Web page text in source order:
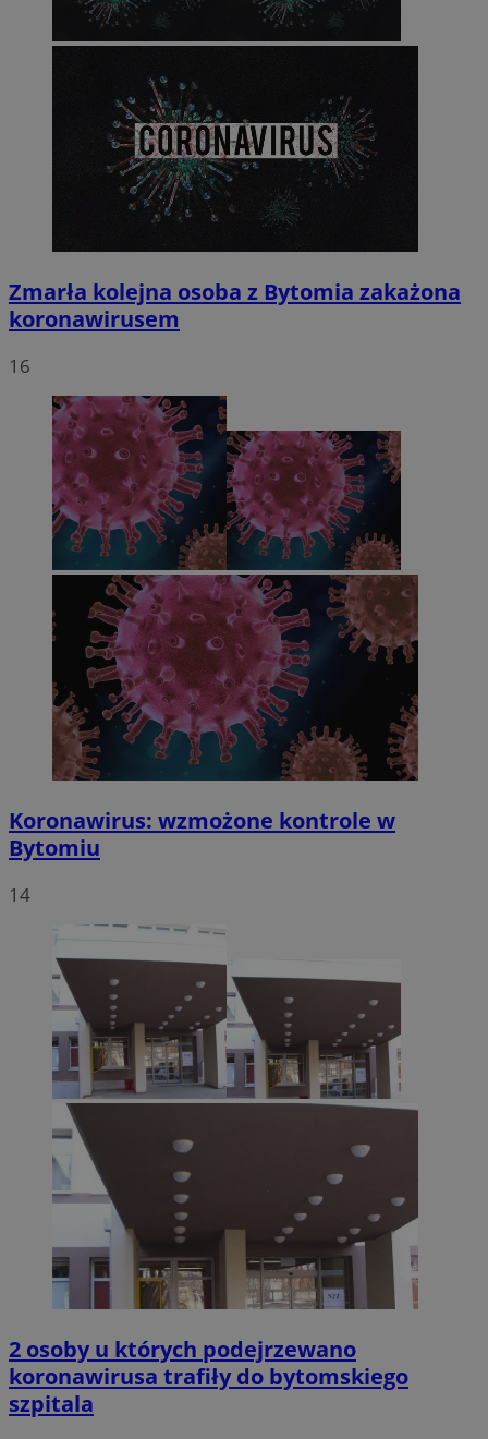
Zmarła kolejna osoba z Bytomia zakażona
koronawirusem
16
Koronawirus: wzmożone kontrole w
Bytomiu
14
2 osoby u których podejrzewano
koronawirusa trafiły do bytomskiego
szpitala